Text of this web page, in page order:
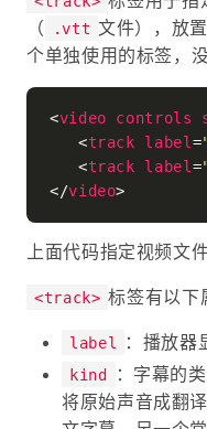
（
.vtt 文件），放
个单独使用的标签，
<video controls
<track label =
<track label =
</video>
上面代码指定视频文
<track> 标签有以下
label ：播放器
kind ：字幕的
将原始声音成翻